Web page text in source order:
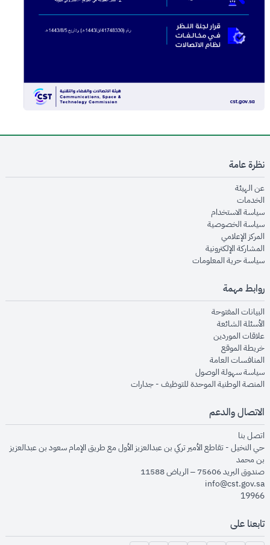
نظرة عامة
عن الهيئةopens in new window
الخدماتopens in new window
سياسة الاستخدام
سياسة الخصوصيةopens in new window
المركز الإعلاميopens in new window
المشاركة الإلكترونيةopens in new window
سياسة حرية المعلوماتopens in new window
روابط مهمة
البيانات المفتوحةopens in new window
الأسئلة الشائعةopens in new window
علاقات الموردينopens in new window
خريطة الموقعopens in new window
المنافسات العامةopens in new window
سياسة سهولة الوصولopens in new window
المنصة الوطنية الموحدة للتوظيف - جداراتopens in new window
الاتصال والدعم
اتصل بنا
حي النخيل - تقاطع الأمير تركي بن عبدالعزيز الأول مع طريق الإمام سعود بن عبدالعزيز
بن محمد
صندوق البريد 75606 – الرياض 11588
info@cst.gov.sa
19966
تابعنا على